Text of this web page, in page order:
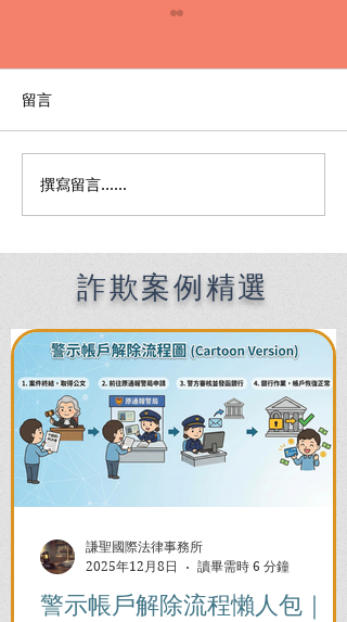
何時該找刑事律師完整指
南：偵查到審判階段，4大
留言
撰寫留言......
詐欺案例精選
警示帳戶解除流程懶人包｜
謙聖國際法律事務所
2025年12月8日
讀畢需時 6 分鐘